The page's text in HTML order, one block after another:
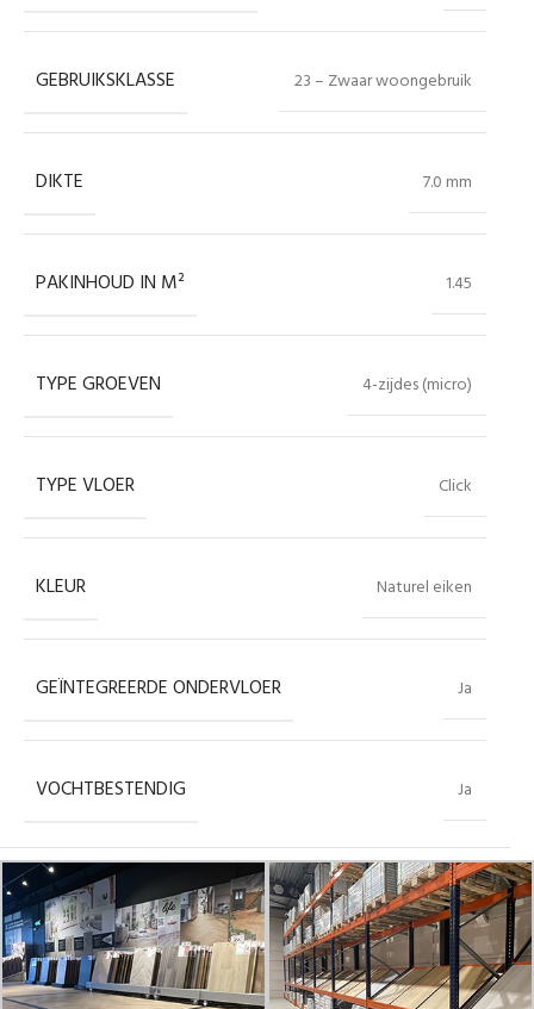
GEBRUIKSKLASSE 23 – Zwaar woongebruik
DIKTE 7.0 mm
PAKINHOUD IN M² 1.45
TYPE GROEVEN 4-zijdes (micro)
TYPE VLOER Click
KLEUR Naturel eiken
GEÏNTEGREERDE ONDERVLOER Ja
VOCHTBESTENDIG Ja